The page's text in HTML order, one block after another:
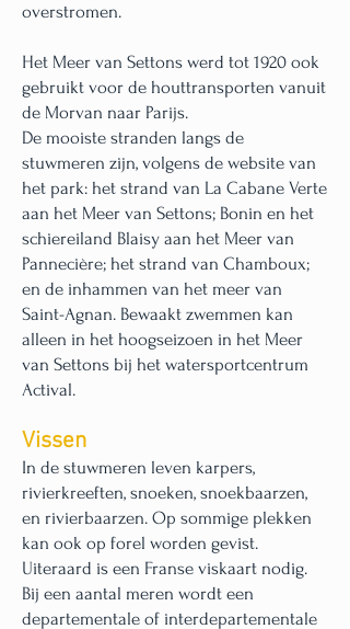
overstromen.
Het Meer van Settons werd tot 1920 ook
gebruikt voor de houttransporten vanuit
de Morvan naar Parijs.
De mooiste stranden langs de
stuwmeren zijn, volgens de website van
het park: het strand van La Cabane Verte
aan het Meer van Settons; Bonin en het
schiereiland Blaisy aan het Meer van
Pannecière; het strand van Chamboux;
en de inhammen van het meer van
Saint-Agnan. Bewaakt zwemmen kan
alleen in het hoogseizoen in het Meer
van Settons bij het watersportcentrum
Actival.
Vissen
In de stuwmeren leven karpers,
rivierkreeften, snoeken, snoekbaarzen,
en rivierbaarzen. Op sommige plekken
kan ook op forel worden gevist.
Uiteraard is een Franse viskaart nodig.
Bij een aantal meren wordt een
departementale of interdepartementale